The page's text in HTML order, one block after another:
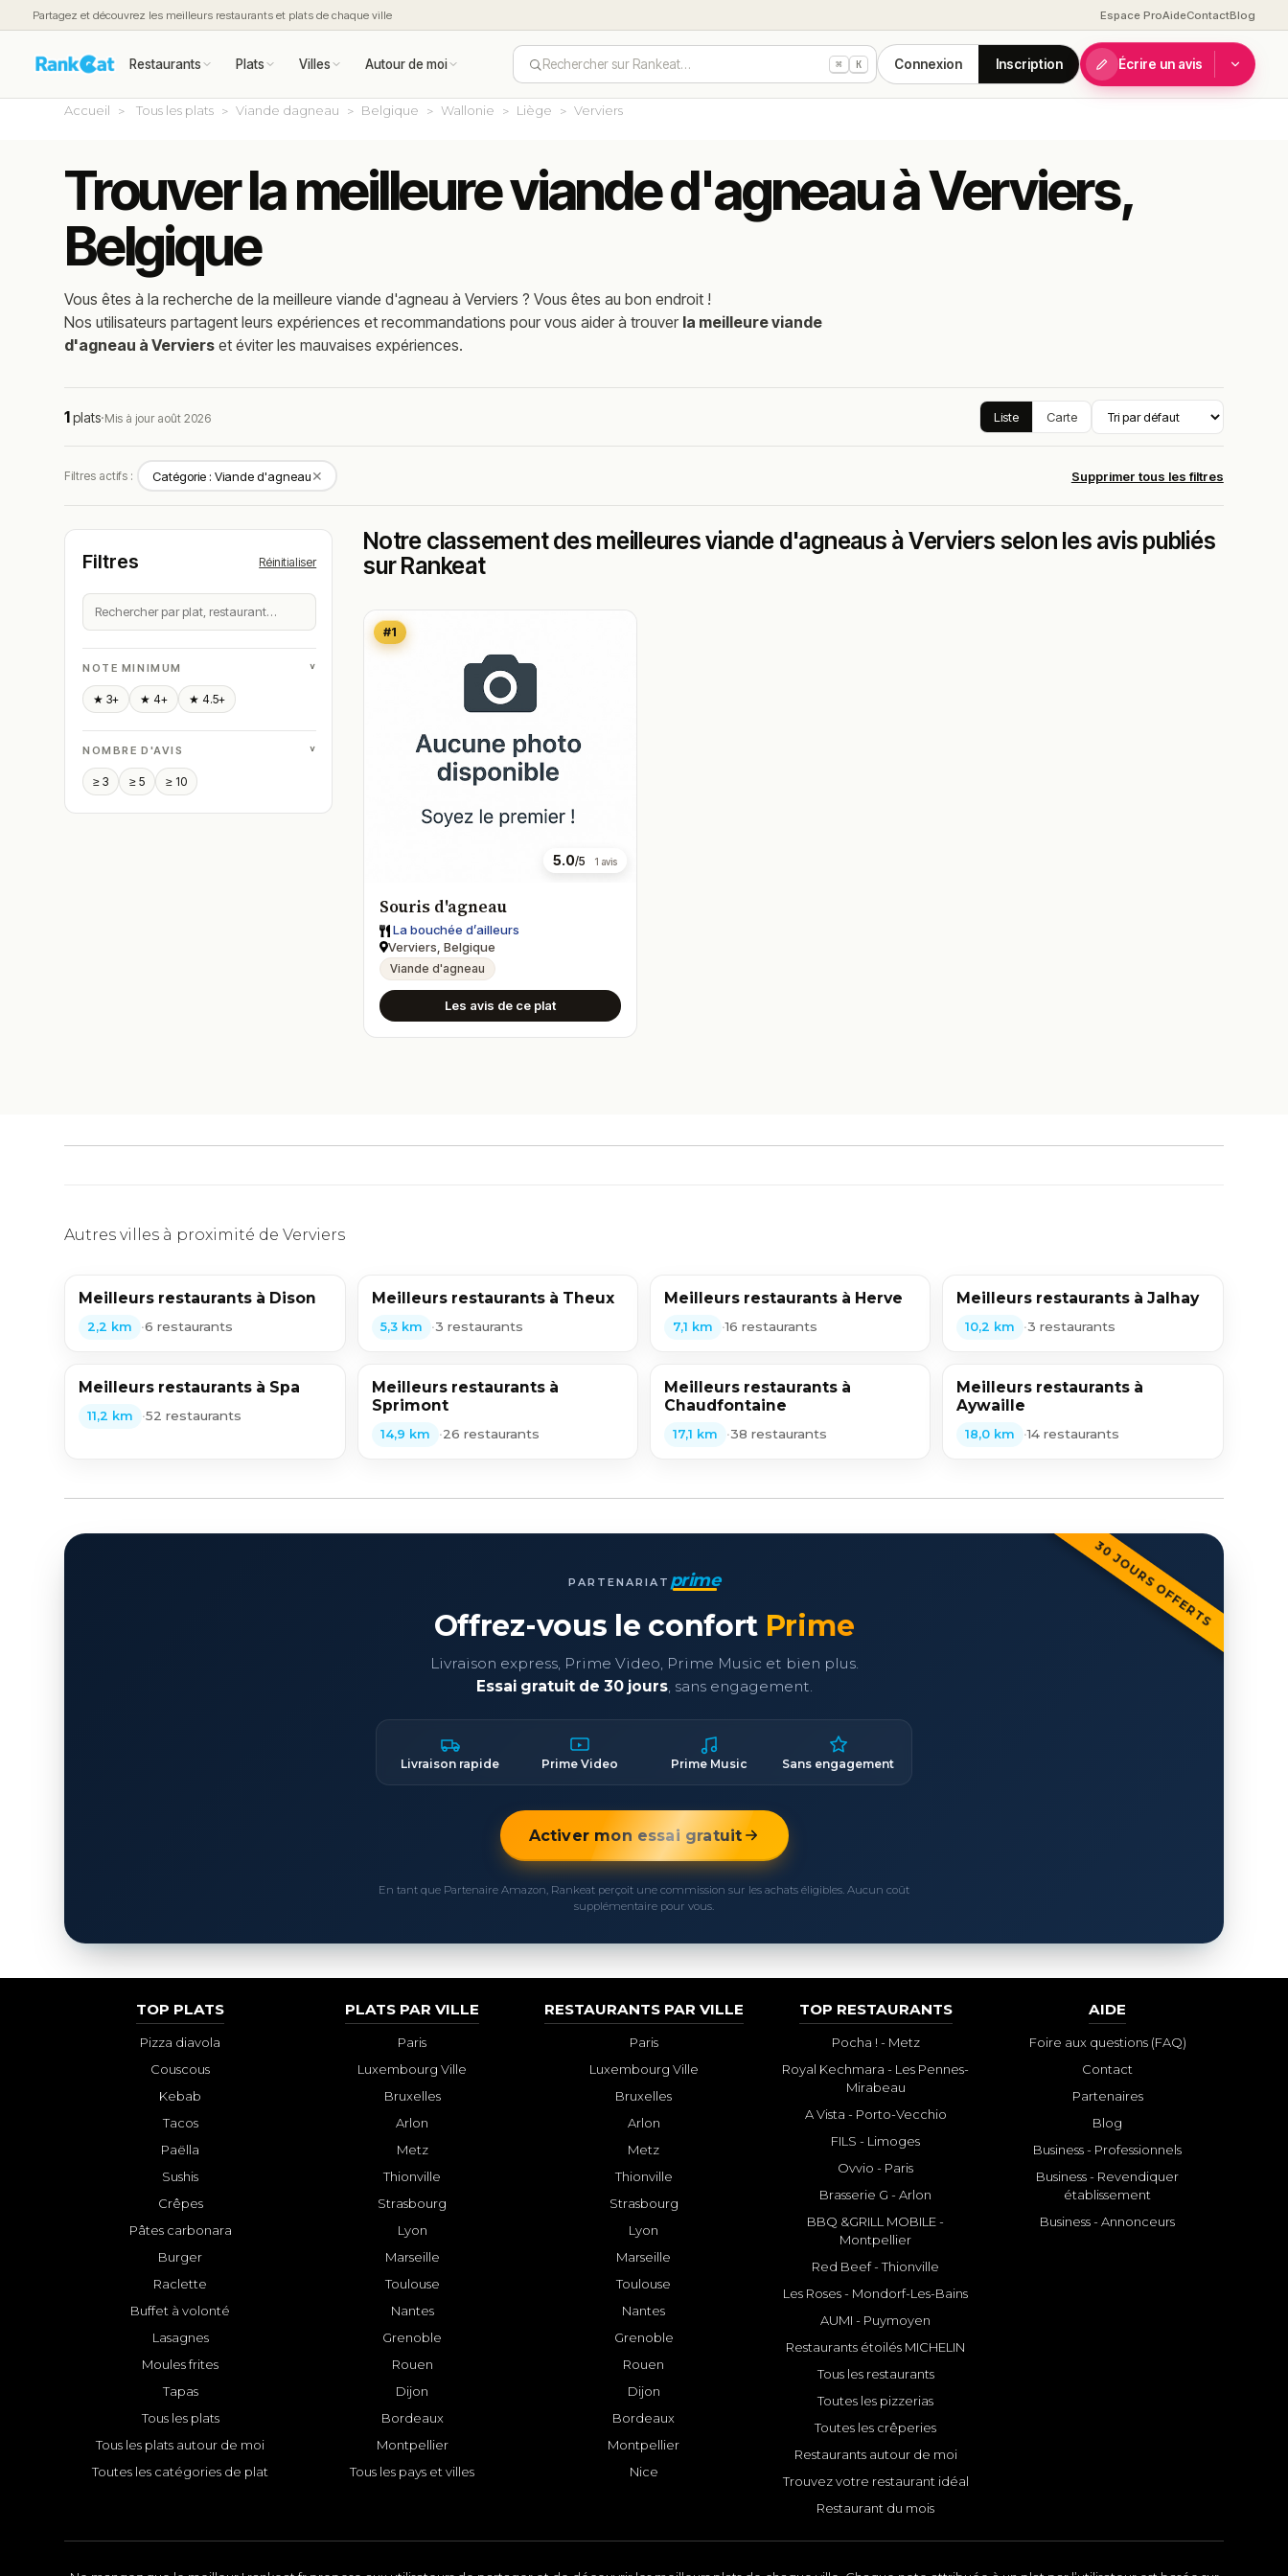
Partagez et découvrez les meilleurs restaurants et plats de chaque ville Espace ProAideContactBlog
Restaurants Plats Villes Autour de moi Rechercher sur Rankeat… ⌘ K Connexion Inscription Écrire un avis
Accueil Tous les plats Viande dagneau Belgique Wallonie Liège Verviers
Trouver la meilleure viande d'agneau à Verviers,
Belgique
Vous êtes à la recherche de la meilleureviande d'agneau àVerviers ? Vous êtes au bon endroit !
Nos utilisateurs partagent leurs expériences et recommandations pour vous aider à trouver la meilleure viande
d'agneau à Verviers et éviter les mauvaises expériences.
1plats·Mis à jour août 2026 Liste Carte
Filtres actifs : Catégorie : Viande d'agneau✕ Supprimer tous les filtres
Filtres Réinitialiser
NOTE MINIMUM ˅
★ 3+ ★ 4+ ★ 4.5+
NOMBRE D'AVIS ˅
≥ 3 ≥ 5 ≥ 10
Notre classement des meilleures viande d'agneaus à Verviers selon les avis publiés
sur Rankeat
#1
5.0/5 1 avis
Souris d'agneau
La bouchée d’ailleurs
Verviers, Belgique
Viande d'agneau
Les avis de ce plat
Autres villes à proximité de Verviers
Meilleurs restaurants à Dison
2,2 km •6 restaurants
Meilleurs restaurants à Theux
5,3 km •3 restaurants
Meilleurs restaurants à Herve
7,1 km •16 restaurants
Meilleurs restaurants à Jalhay
10,2 km •3 restaurants
Meilleurs restaurants à Spa
11,2 km •52 restaurants
Meilleurs restaurants à
Sprimont
14,9 km •26 restaurants
Meilleurs restaurants à
Chaudfontaine
17,1 km •38 restaurants
Meilleurs restaurants à
Aywaille
18,0 km •14 restaurants
30 JOURS OFFERTS
PARTENARIAT prime
Offrez-vous le confort Prime
Livraison express, Prime Video, Prime Music et bien plus.
Essai gratuit de 30 jours, sans engagement.
Livraison rapide Prime Video Prime Music Sans engagement
Activer mon essai gratuit
En tant que Partenaire Amazon, Rankeat perçoit une commission sur les achats éligibles. Aucun coût
supplémentaire pour vous.
TOP PLATS
Pizza diavola
Couscous
Kebab
Tacos
Paëlla
Sushis
Crêpes
Pâtes carbonara
Burger
Raclette
Buffet à volonté
Lasagnes
Moules frites
Tapas
Tous les plats
Tous les plats autour de moi
Toutes les catégories de plat
PLATS PAR VILLE
Paris
Luxembourg Ville
Bruxelles
Arlon
Metz
Thionville
Strasbourg
Lyon
Marseille
Toulouse
Nantes
Grenoble
Rouen
Dijon
Bordeaux
Montpellier
Tous les pays et villes
RESTAURANTS PAR VILLE
Paris
Luxembourg Ville
Bruxelles
Arlon
Metz
Thionville
Strasbourg
Lyon
Marseille
Toulouse
Nantes
Grenoble
Rouen
Dijon
Bordeaux
Montpellier
Nice
TOP RESTAURANTS
Pocha ! - Metz
Royal Kechmara - Les Pennes-
Mirabeau
A Vista - Porto-Vecchio
FILS - Limoges
Ovvio - Paris
Brasserie G - Arlon
BBQ &GRILL MOBILE -
Montpellier
Red Beef - Thionville
Les Roses - Mondorf-Les-Bains
AUMI - Puymoyen
Restaurants étoilés MICHELIN
Tous les restaurants
Toutes les pizzerias
Toutes les crêperies
Restaurants autour de moi
Trouvez votre restaurant idéal
Restaurant du mois
AIDE
Foire aux questions (FAQ)
Contact
Partenaires
Blog
Business - Professionnels
Business - Revendiquer
établissement
Business - Annonceurs